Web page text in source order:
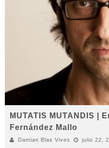
MUTATIS MUTANDIS |
Fernández Mallo
Damian Blas Vives julio 22,